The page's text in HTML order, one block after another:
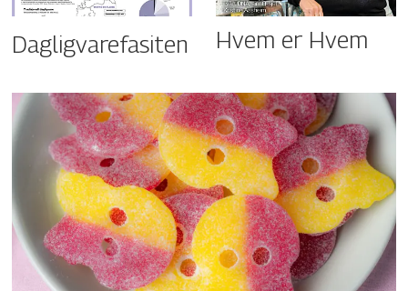
Dagligvarefasiten Hvem er Hvem